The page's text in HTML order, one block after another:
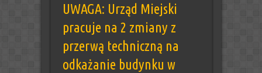
UWAGA: Urząd Miejski
pracuje na 2 zmiany z
przerwą techniczną na
odkażanie budynku w